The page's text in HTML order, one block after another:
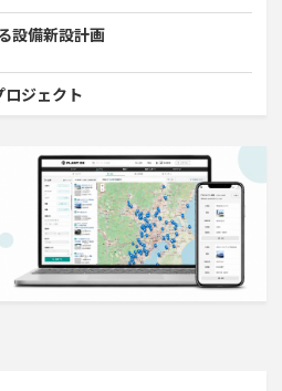
設備新設計画
ジェクト
会社で10億円以上投資する設備新
円以上プロジェクト
払いが終了した設備新設計画
ロジェクト